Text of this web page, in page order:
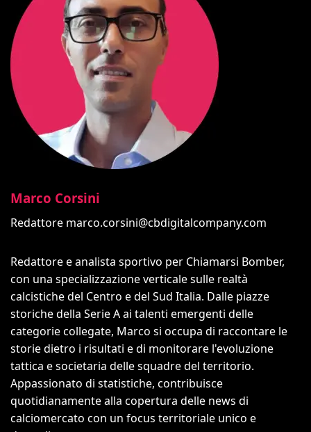
Marco Corsini
Redattore marco.corsini@cbdigitalcompany.com
Redattore e analista sportivo per Chiamarsi Bomber,
con una specializzazione verticale sulle realtà
calcistiche del Centro e del Sud Italia. Dalle piazze
storiche della Serie A ai talenti emergenti delle
categorie collegate, Marco si occupa di raccontare le
storie dietro i risultati e di monitorare l'evoluzione
tattica e societaria delle squadre del territorio.
Appassionato di statistiche, contribuisce
quotidianamente alla copertura delle news di
calciomercato con un focus territoriale unico e